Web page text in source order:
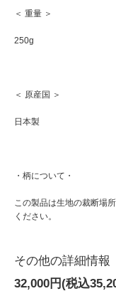
＜ 重量 ＞
250g
＜ 原産国 ＞
日本製
・柄について・
この製品は生地の裁断場
ください。
その他の詳細情報
32,000円(税込